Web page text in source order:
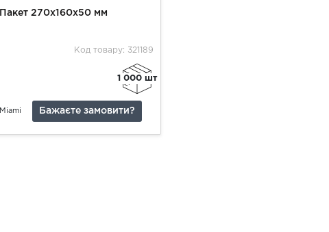
Пакет 270х160х50 мм
Код товару: 321189
1 000 шт
Miami Бажаєте замовити?